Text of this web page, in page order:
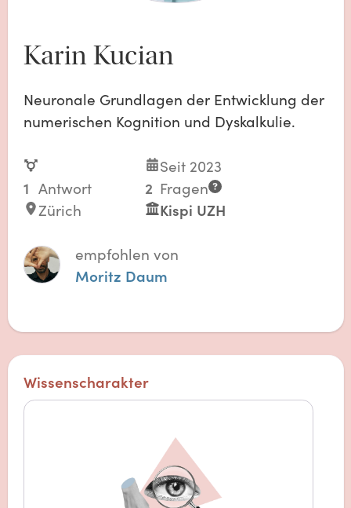
Karin Kucian
Neuronale Grundlagen der Entwicklung der
numerischen Kognition und Dyskalkulie.
Seit 2023
1 Antwort 2 Fragen
Zürich
Kispi UZH
empfohlen von
Moritz Daum
Wissenscharakter